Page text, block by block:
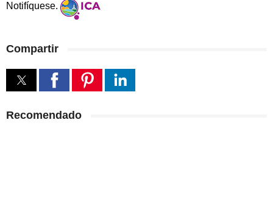
Notifíquese.
Compartir
Recomendado